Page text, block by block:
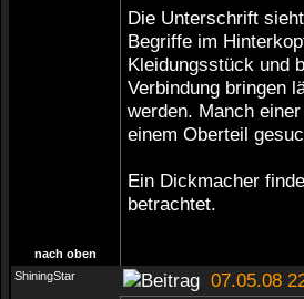
Die Unterschrift
Begriffe im
Kleidungsstück und
Verbindung bringen
werden. Manch
einem Oberteil
Ein Dickmacher
betrachtet.
nach oben
ShiningStar
07.05.08